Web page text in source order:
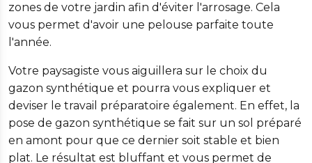
zones de votre jardin afin d'éviter l'arrosage. Cela
vous permet d'avoir une pelouse parfaite toute
l'année.
Votre paysagiste vous aiguillera sur le choix du
gazon synthétique et pourra vous expliquer et
deviser le travail préparatoire également. En effet, la
pose de gazon synthétique se fait sur un sol préparé
en amont pour que ce dernier soit stable et bien
plat. Le résultat est bluffant et vous permet de